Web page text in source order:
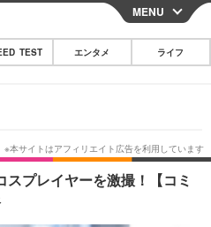
CLOSE
ガジェット・ツール
MENU
TEST エンタメ ライフ
プレイヤーを激撮！【コミ